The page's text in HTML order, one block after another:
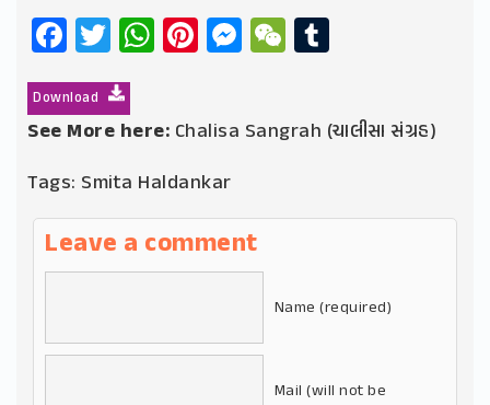
Facebook
Twitter
WhatsApp
Pinterest
Messenger
WeChat
Download
See More here: Chalisa Sangrah (ચાલીસા સંગ્રહ)
Tags: Smita Haldankar
Leave a comment
Name (required)
Mail (will not be